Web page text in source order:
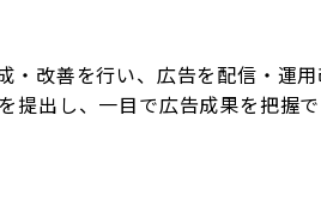
・改善を行い、広告を配信・運
提出し、一目で広告成果を把握